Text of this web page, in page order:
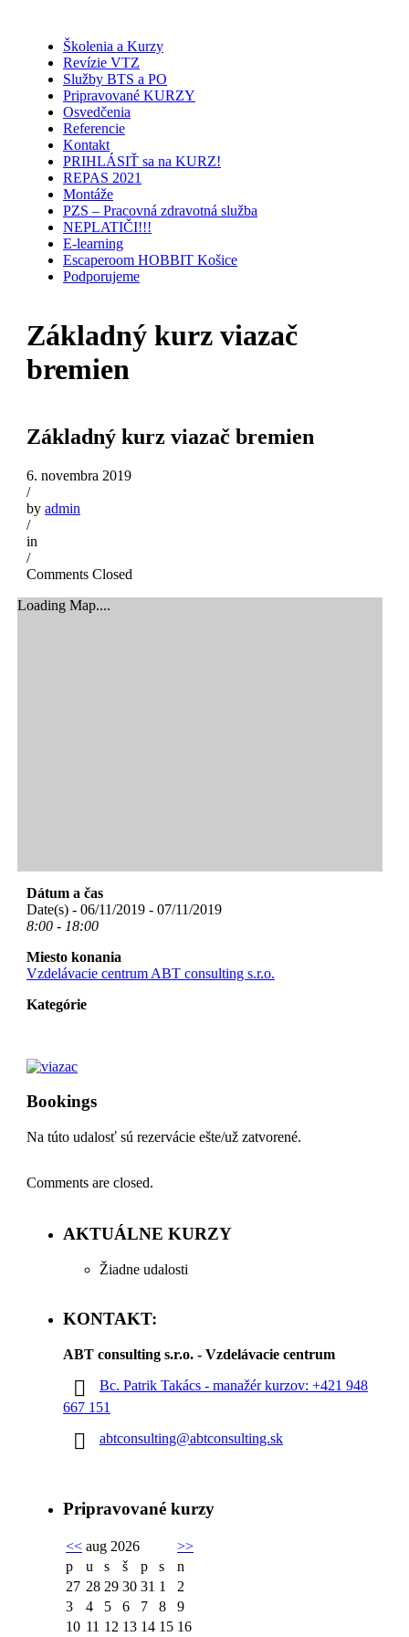
Školenia a Kurzy
Revízie VTZ
Služby BTS a PO
Pripravované KURZY
Osvedčenia
Referencie
Kontakt
PRIHLÁSIŤ sa na KURZ!
REPAS 2021
Montáže
PZS – Pracovná zdravotná služba
NEPLATIČI!!!
E-learning
Escaperoom HOBBIT Košice
Podporujeme
Základný kurz viazač
bremien
Základný kurz viazač bremien
6. novembra 2019
/
by admin
/
in
/
Comments Closed
Loading Map....
Dátum a čas
Date(s) - 06/11/2019 - 07/11/2019
8:00 - 18:00
Miesto konania
Vzdelávacie centrum ABT consulting s.r.o.
Kategórie
Bookings
Na túto udalosť sú rezervácie ešte/už zatvorené.
Comments are closed.
AKTUÁLNE KURZY
Žiadne udalosti
KONTAKT:
ABT consulting s.r.o. - Vzdelávacie centrum
Bc. Patrik Takács - manažér kurzov: +421 948
667 151
abtconsulting@abtconsulting.sk
Pripravované kurzy
<< aug 2026
>>
p
u s š p s
n
27 28 29 30 31 1
2
3
4 5 6 7 8
9
10 11 12 13 14 15 16